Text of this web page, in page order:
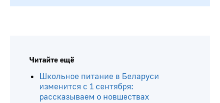
Читайте ещё
Школьное питание в Беларуси
изменится с 1 сентября:
рассказываем о новшествах